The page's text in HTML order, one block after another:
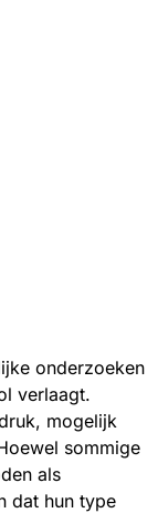
onderzoeken
verlaagt.
mogelijk
sommige
als
dat hun type